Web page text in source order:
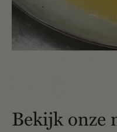
Bekijk onze